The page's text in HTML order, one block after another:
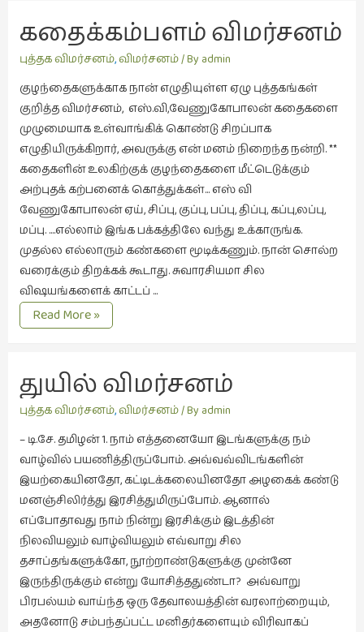
புத்தக
கண்காட்சி2019
புத்தக
விமர்சனம்
(55)
புத்தகக்
காட்சி
தினங்கள்
புனைவுக்குறிப்புகள்
பெயரற்ற
மூத்தோர்
பாடல்
மொழி
மொழியாக்கம்
(19)
வரலாறு
வரலாறு
நோய்மை
பற்றிய
புரிதலும்
கதைக்கம்பளம் விமர்சனம்
புத்தக விமர்சனம்,விமர்சனம்/ By admin
குழந்தைகளுக்காக நான் எழுதியுள்ள ஏழு புத்தகங்கள்
குறித்த விமர்சனம், எஸ்.வி,வேணுகோபாலன் கதைகளை
முழுமையாக உள்வாங்கிக் கொண்டு சிறப்பாக
எழுதியிருக்கிறார், அவருக்கு என் மனம் நிறைந்த நன்றி. **
கதைகளின் உலகிற்குக் குழந்தைகளை மீட்டெடுக்கும்
அற்புதக் கற்பனைக் கொத்துக்கள்… எஸ் வி
வேணுகோபாலன் ஏய், சிப்பு, குப்பு, பப்பு, திப்பு, கப்பு,லப்பு,
மப்பு. ….எல்லாம் இங்க பக்கத்திலே வந்து உக்காருங்க.
முதல்ல எல்லாரும் கண்களை மூடிக்கணும். நான் சொல்ற
வரைக்கும் திறக்கக் கூடாது. சுவாரசியமா சில
விஷயங்களைக் காட்டப் …
கதைக்கம்பளம்
விமர்சனம்
Read More »
துயில் விம‌ர்ச‌ன‌ம்
புத்தக விமர்சனம்,விமர்சனம்/ By admin
– டி.சே. த‌மிழ‌ன் 1. நாம் எத்த‌னையோ இட‌ங்க‌ளுக்கு நம்
வாழ்வில் ப‌ய‌ணித்திருப்போம். அவ்வ‌வ்விட‌ங்களின்
இய‌ற்கையின‌தோ, க‌ட்டிட‌க்க‌லையின‌தோ அழ‌கைக் க‌ண்டு
ம‌ன‌ஞ்சிலிர்த்து இர‌சித்துமிருப்போம். ஆனால்
எப்போதாவ‌து நாம் நின்று இர‌சிக்கும் இட‌த்தின்
நில‌விய‌லும் வாழ்விய‌லும் எவ்வாறு சில‌
தசாப்த‌ங்க‌ளுக்கோ, நூற்றாண்டுக‌ளுக்கு முன்னே
இருந்திருக்கும் என்று யோசித்த‌துண்டா? அவ்வாறு
பிர‌பல்ய‌ம் வாய்ந்த‌ ஒரு தேவால‌ய‌த்தின் வ‌ர‌லாற்றையும்,
அத‌னோடு ச‌ம்ப‌ந்த‌ப்ப‌ட்ட‌ ம‌னித‌ர்க‌ளையும் விரிவாக‌ப்